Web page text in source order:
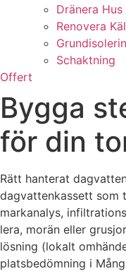
Dränera Hus
Renovera
Schaktning
Offert
Bygga
för din
Rätt hanterat
dagvattenkassett som
markanalys,
lera, morän eller
lösning (lokalt
platsbedömning i